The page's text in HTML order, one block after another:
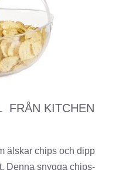
FRÅN KITCHEN
älskar chips och dipp
Denna snygga chips-